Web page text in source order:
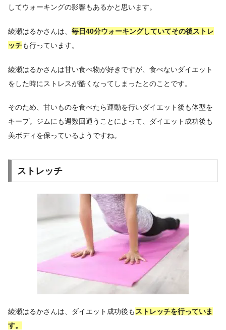
してウォーキングの影響もあるかと思います。
綾瀬はるかさんは、 毎日40分ウォーキングしていてその後ストレ
ッチも行っています。
綾瀬はるかさんは甘い食べ物が好きですが、食べないダイエット
をした時にストレスが酷くなってしまったとのことです。
そのため、甘いものを食べたら運動を行いダイエット後も体型を
キープ。ジムにも週数回通うことによって、ダイエット成功後も
美ボディを保っているようですね。
ストレッチ
綾瀬はるかさんは、ダイエット成功後も ストレッチを行っていま
す。